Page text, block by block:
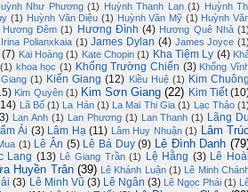
Như Phương (1) Huỳnh Thanh Lan (1)
Huỳnh
(1) Huỳnh Văn Diệu (1) Huỳnh Văn Mỹ (1) Huỳnh
Hương Đêm (1) Hương Đình (4) Hương Quê Nhà
Irina Polianxkaia (1) James Dylan (4) James Joyce
(7) Kai Hoàng (1) Kate Chopin (1) Kha Tiệm Ly (4)
(1) khoa học (1) Khổng Trường Chiến (3) Khổng
(1) Kiến Giang (12) Kiều Huệ (1) Kim
Kim Quyên (1) Kim Sơn Giang (22) Kim Tiết
Lã Bố (1) La Hán (1) La Mai Thi Gia (1) Lạc Thảo
Lan Anh (1) Lan Phương (1) Lan Thanh (1) Lãng
Ái (3) Lâm Hạ (11) Lâm Huy Nhuận (1) Lâm
(1) Lê Ân (5) Lê Bá Duy (9) Lê Đình Danh
Lang (13) Lê Giang Trần (1) Lệ Hằng (3) Lê
Huyền Trân (39) Lê Khánh Luận (1) Lê Minh
(3) Lê Minh Vũ (3) Lê Ngân (3) Lê Ngọc Phái (1)